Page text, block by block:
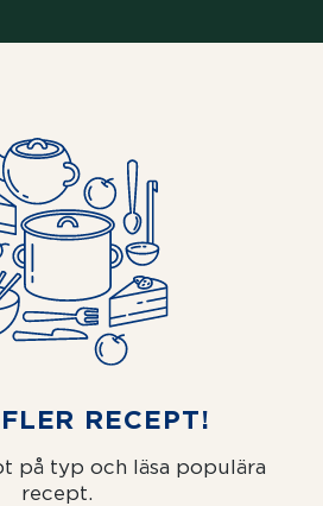
RECEPT!
på typ och läsa populära
recept.